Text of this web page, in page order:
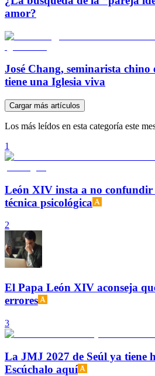
amor?
José Chang, seminarista
tiene una Iglesia viva
Cargar más artículos
Los más leídos en esta categoría este
1
León XIV insta a no confundir
técnica psicológica
2
El Papa León XIV aconseja
errores
3
La JMJ 2027 de Seúl ya tiene
Escúchalo aquí